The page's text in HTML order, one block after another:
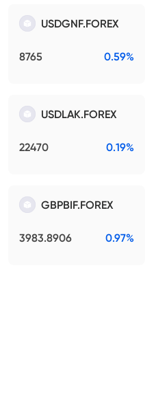
USDGNF.FOREX
8765 0.59%
USDLAK.FOREX
22470 0.19%
GBPBIF.FOREX
3983.8906 0.97%